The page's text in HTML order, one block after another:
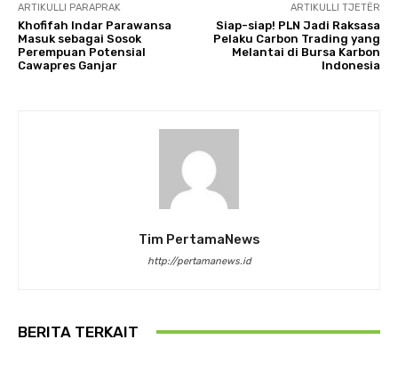
ARTIKULLI PARAPRAK
Khofifah Indar Parawansa
Masuk sebagai Sosok
Perempuan Potensial
Cawapres Ganjar
ARTIKULLI TJETËR
Siap-siap! PLN Jadi Raksasa
Pelaku Carbon Trading yang
Melantai di Bursa Karbon
Indonesia
Tim PertamaNews
http://pertamanews.id
BERITA TERKAIT